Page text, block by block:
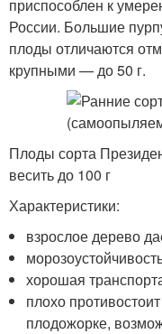
приспособлен к
России. Большие
плоды отличаются
крупными — до 50 г.
Плоды сорта
весить до 100 г
Характеристики:
взрослое дерево
хорошая
плохо
плодожорке,